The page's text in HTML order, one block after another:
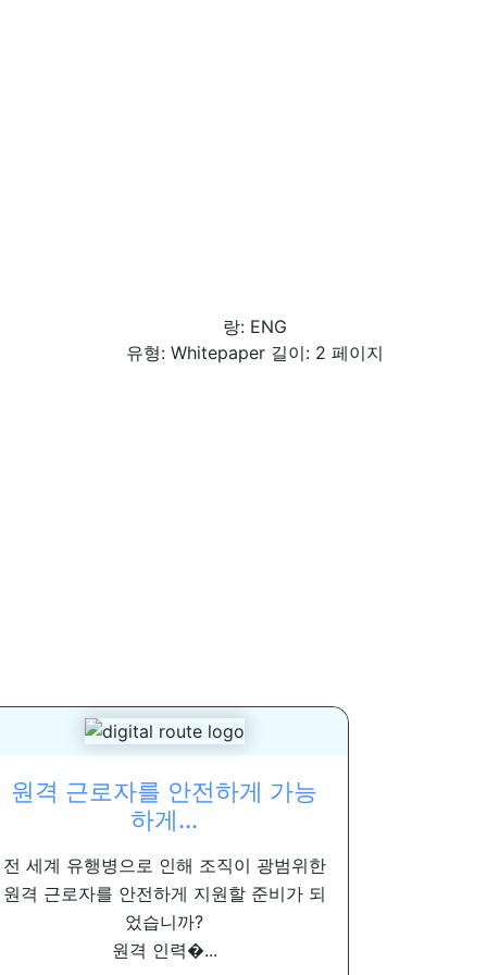
랑: ENG
유형: Whitepaper 길이: 2 페이지
원격 근로자를 안전하게 가능
하게...
전 세계 유행병으로 인해 조직이 광범위한
원격 근로자를 안전하게 지원할 준비가 되
었습니까?
원격 인력�...